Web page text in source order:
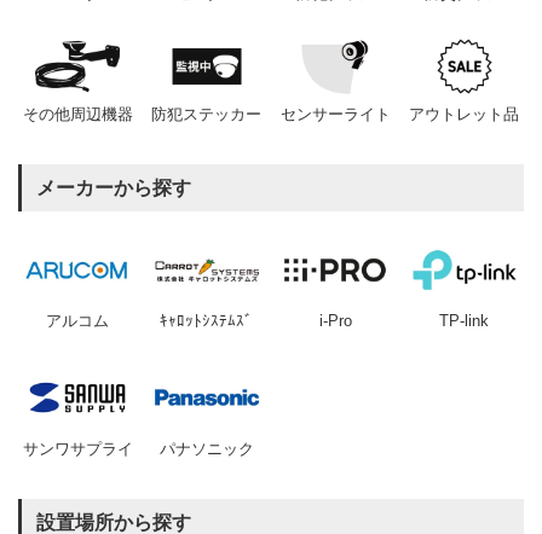
その他周辺機器 防犯ステッカー センサーライト アウトレット品
メーカーから探す
アルコム ｷｬﾛｯﾄｼｽﾃﾑｽﾞ i-Pro TP-link
サンワサプライ パナソニック
設置場所から探す